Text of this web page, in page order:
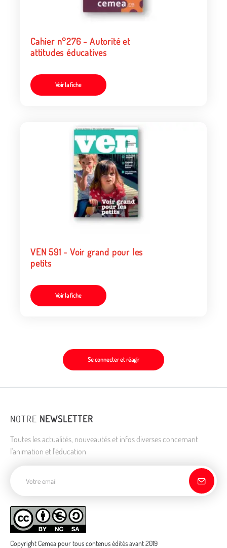
Cahier n°276 - Autorité et
attitudes éducatives
Voir la fiche
VEN 591 - Voir grand pour les
petits
Voir la fiche
Se connecter et réagir
NOTRE NEWSLETTER
Toutes les actualités, nouveautés et infos diverses concernant
l'animation et l'éducation
Copyright Cemea pour tous contenus édités avant 2019